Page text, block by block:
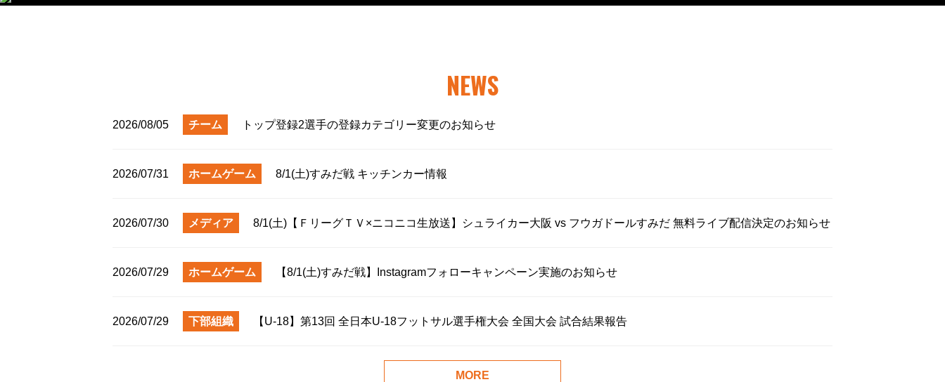
NEWS
2026/08/05 チーム トップ登録2選手の登録カテゴリー変更のお知らせ
2026/07/31 ホームゲーム 8/1(土)すみだ戦 キッチンカー情報
2026/07/30 メディア 8/1(土)【ＦリーグＴＶ×ニコニコ生放送】シュライカー大阪 vs フウガドールすみだ 無料ライブ配信決定のお知らせ
2026/07/29 ホームゲーム 【8/1(土)すみだ戦】Instagramフォローキャンペーン実施のお知らせ
2026/07/29 下部組織 【U-18】第13回 全日本U-18フットサル選手権大会 全国大会 試合結果報告
MORE